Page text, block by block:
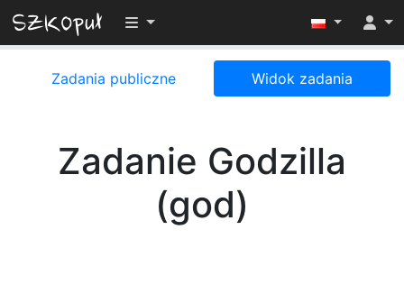
Przełącz widoczność menu
Zadania publiczne Widok zadania
Zadanie Godzilla
(god)